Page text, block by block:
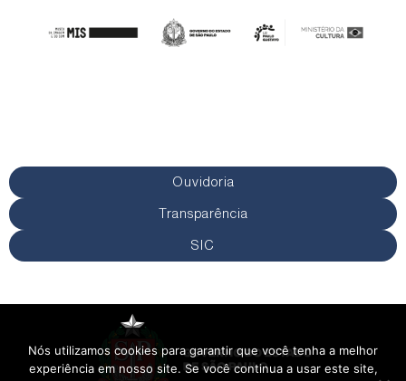
Ouvidoria
Transparência
SIC
Nós utilizamos cookies para garantir que você tenha a melhor
experiência em nosso site. Se você continua a usar este site,